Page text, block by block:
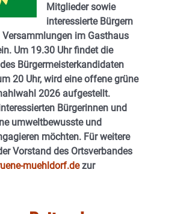
Mitglieder sowie
interessierte Bürgern
im Gasthaus
Um 19.30 Uhr findet die
Bürgermeisterkandidaten
20 Uhr, wird eine offene grüne
2026 aufgestellt.
Bürgerinnen und
umweltbewusste und
möchten. Für weitere
Vorstand des Ortsverbandes
muehldorf.dezur